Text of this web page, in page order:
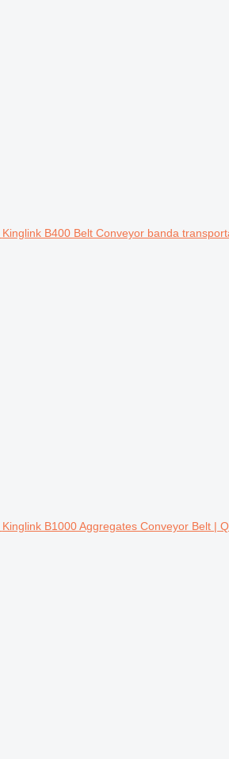
Kinglink B400 Belt Conveyor banda
Kinglink B1000 Aggregates Conveyor Belt |